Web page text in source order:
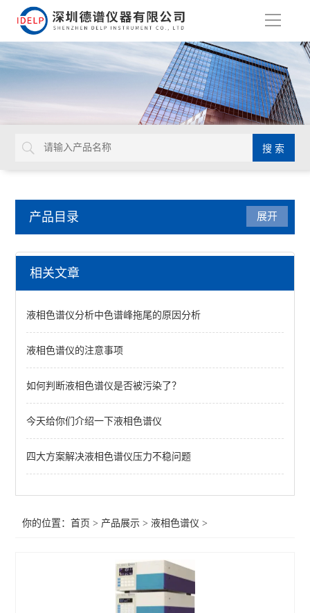
导
产品目录
液相色谱仪
高效液相色谱仪
展开
相关文章
液相色谱仪分析中色谱峰拖尾的原因分析
液相色谱仪的注意事项
如何判断液相色谱仪是否被污染了？
今天给你们介绍一下液相色谱仪
四大方案解决液相色谱仪压力不稳问题
你的位置：首页 > 产品展示 >液相色谱仪 >